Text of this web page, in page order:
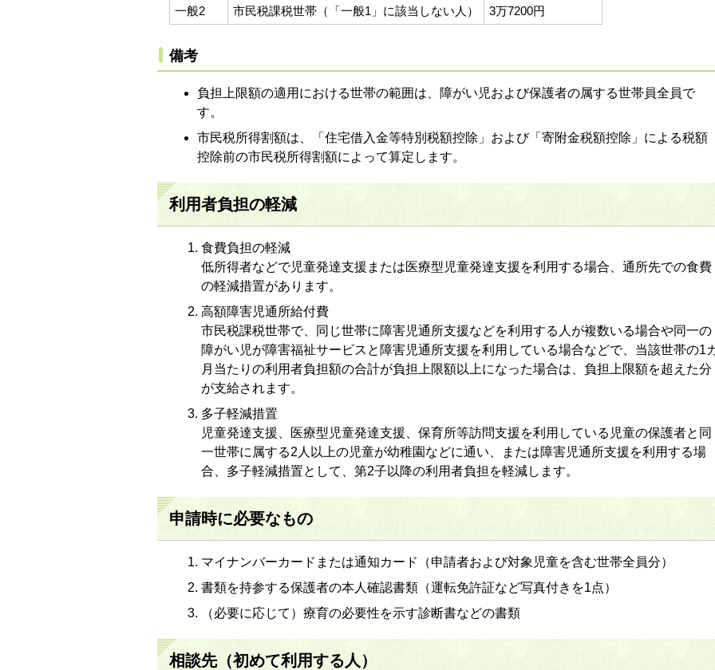
一般2
市民税課税世帯（「一般1」に該当しない人） 3万7200円
備考
負担上限額の適用における世帯の範囲は、障がい児および保護者の属する世帯員全員で
す。
市民税所得割額は、「住宅借入金等特別税額控除」および「寄附金税額控除」による税額
控除前の市民税所得割額によって算定します。
利用者負担の軽減
食費負担の軽減
低所得者などで児童発達支援または医療型児童発達支援を利用する場合、通所先での食費
の軽減措置があります。
高額障害児通所給付費
市民税課税世帯で、同じ世帯に障害児通所支援などを利用する人が複数いる場合や同一の
障がい児が障害福祉サービスと障害児通所支援を利用している場合などで、当該世帯の1
月当たりの利用者負担額の合計が負担上限額以上になった場合は、負担上限額を超えた分
が支給されます。
多子軽減措置
児童発達支援、医療型児童発達支援、保育所等訪問支援を利用している児童の保護者と同
一世帯に属する2人以上の児童が幼稚園などに通い、または障害児通所支援を利用する場
合、多子軽減措置として、第2子以降の利用者負担を軽減します。
申請時に必要なもの
マイナンバーカードまたは通知カード（申請者および対象児童を含む世帯全員分）
書類を持参する保護者の本人確認書類（運転免許証など写真付きを1点）
（必要に応じて）療育の必要性を示す診断書などの書類
相談先（初めて利用する人）